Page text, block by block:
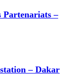
Partenariats –
– Dakar